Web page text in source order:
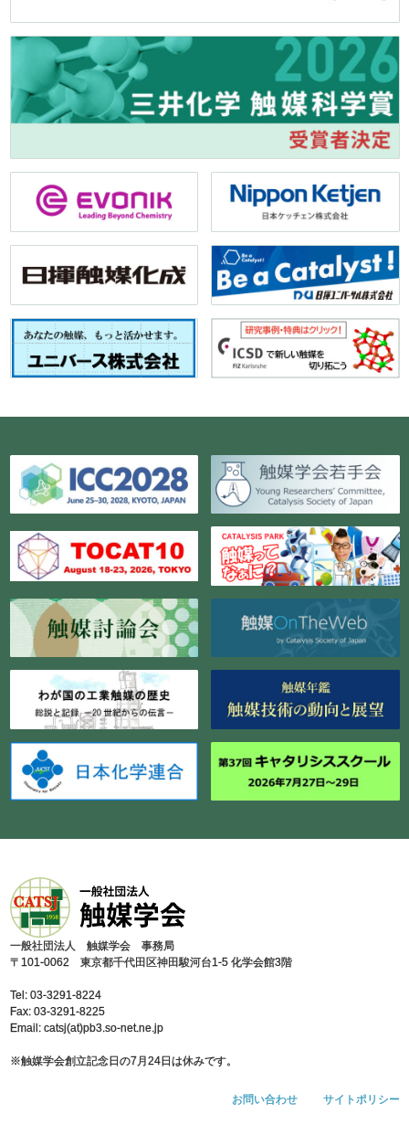
⼀般社団法⼈ 触媒学会 事務局
〒101-0062 東京都千代⽥区神⽥駿河台1-5 化学会館3階
Tel: 03-3291-8224
Fax: 03-3291-8225
Email: catsj(at)pb3.so-net.ne.jp
※触媒学会創⽴記念⽇の7⽉24⽇は休みです。
お問い合わせ サイトポリシー